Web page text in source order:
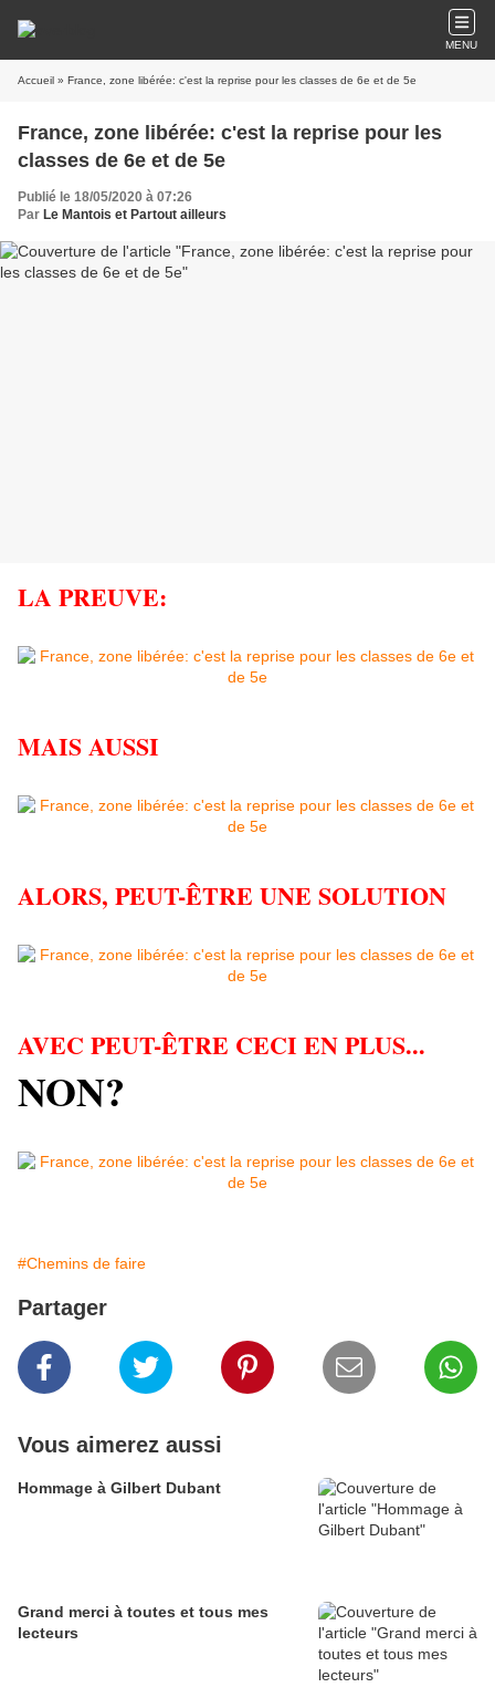
MENU
Accueil » France, zone libérée: c'est la reprise pour les classes de 6e et de 5e
France, zone libérée: c'est la reprise pour les
classes de 6e et de 5e
Publié le 18/05/2020 à 07:26
Par Le Mantois et Partout ailleurs
LA PREUVE:
MAIS AUSSI
ALORS, PEUT-ÊTRE UNE SOLUTION
AVEC PEUT-ÊTRE CECI EN PLUS...
NON?
#Chemins de faire
Partager
Vous aimerez aussi
Hommage à Gilbert Dubant
Grand merci à toutes et tous mes
lecteurs